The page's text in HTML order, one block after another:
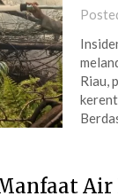
Riau,
Air